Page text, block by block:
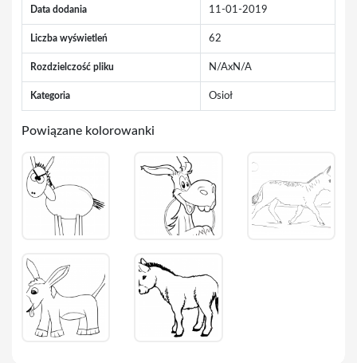
Data dodania 11-01-2019
Liczba wyświetleń 62
Rozdzielczość pliku N/AxN/A
Kategoria Osioł
Powiązane kolorowanki